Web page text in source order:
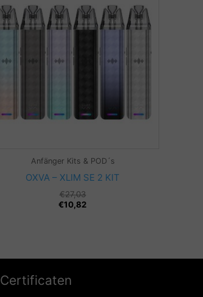
Anfänger Kits & POD´s
OXVA – XLIM SE 2 KIT
€27,03
€10,82
Certificaten